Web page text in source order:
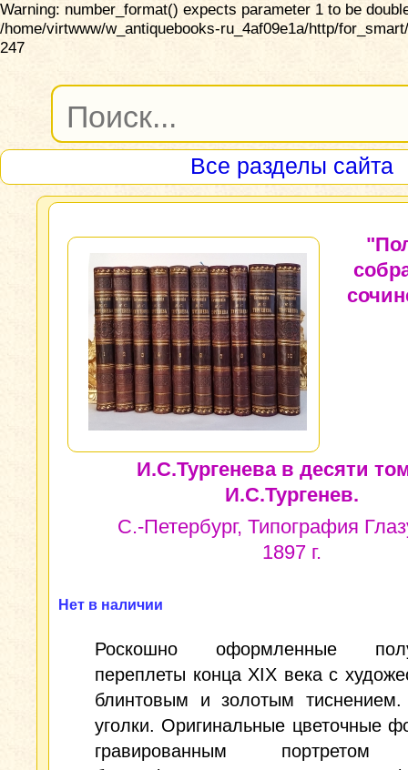
Warning: number_format() expects parameter 1 to be
/home/virtwww/w_antiquebooks-ru_4af09e1a/http/
247
Все разделы сайта
И.С.Тургенева в десяти
И.С.Тургенев.
С.-Петербург, Типография
1897 г.
Нет в наличии
Роскошно оформленные
переплеты конца XIX века с
блинтовым и золотым
уголки. Оригинальные цветочные
гравированным портретом